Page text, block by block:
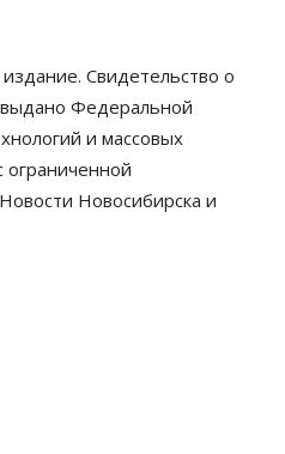
В Новосибирской
резко сократился
в автоперевозках
2026, 19:00
Свидетельство о
Федеральной
и массовых
Новосибирска и